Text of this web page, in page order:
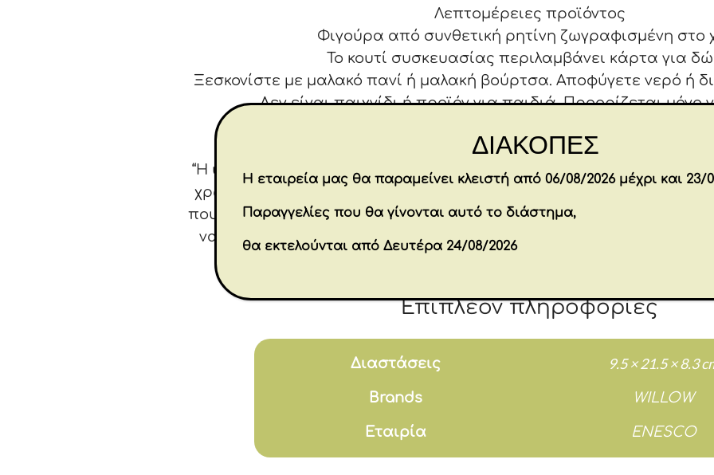
Λεπτομέρειες προϊόντος
Φιγούρα από συνθετική ρητίνη ζωγραφισμένη στο
Το κουτί συσκευασίας περιλαμβάνει κάρτα για
Ξεσκονίστε με μαλακό πανί ή μαλακή βούρτσα. Αποφύγετε νερό ή
Δεν είναι παιχνίδι ή προϊόν για παιδιά. Προορίζεται μόνο
Σχετικά με αυτό το κομμάτι
“Η υπομονή έχει να κάνει με τον εσωτερικό προβληματισμό, την
χρωματισμός της είναι πολύ απαλός, πολύ ήσυχος. Ήθελα ο
που ακουμπάει στα χέρια της. Να νιώσει το πέρασμα του χρόνου –
να είναι στο παρόν. Μια υπενθύμιση να αφιερώσεις μια στιγμή
Επιπλέον πληροφορίες
Διαστάσεις 9.5 × 21.5 × 8.3
Brands WILLOW
Εταιρία ENESCO
ΔΙΑΚΟΠΕΣ
Η εταιρεία μας θα παραμείνει κλειστή από 06/08/2026 μέχρι και 23/
Παραγγελίες που θα γίνονται αυτό το διάστημα,
θα εκτελούνται από Δευτέρα 24/08/2026